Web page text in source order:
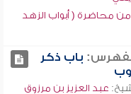
محاضرة ( أبواب الزهد
باب ذكر
عبد العزيز بن مرزوق